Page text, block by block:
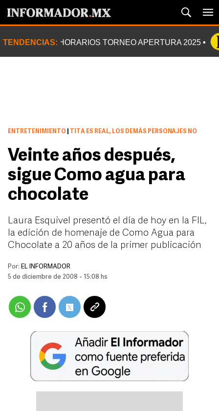
TENDENCIAS: HORARIOS TORNEO APERTURA 2025
ENTRETENIMIENTO TITA ES REAL, LOS DEMÁS PERSONAJES NO
Veinte años después,
sigue Como agua para
chocolate
Laura Esquivel presentó el día de hoy en la FIL,
la edición de homenaje de Como Agua para
Chocolate a 20 años de la primer publicación
Por: EL INFORMADOR
5 de diciembre de 2008 - 15:08 hs